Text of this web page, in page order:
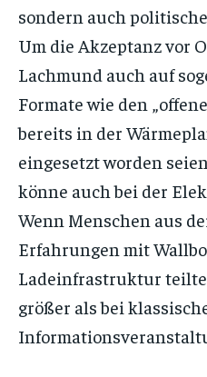
sondern auch
Um die Akzeptanz vor
Lachmund auch auf
Formate wie den
bereits in der
eingesetzt worden
könne auch bei der
Wenn Menschen aus
Erfahrungen mit
Ladeinfrastruktur
größer als bei